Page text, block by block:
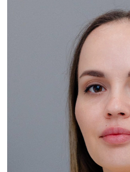
Иглорефлексотерапевт. Врач
Опыт работы